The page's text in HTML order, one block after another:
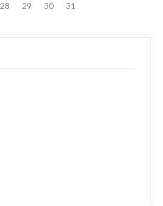
28 29 30 31